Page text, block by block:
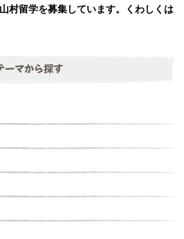
村留学を募集しています。くわしくは
ーマから探す